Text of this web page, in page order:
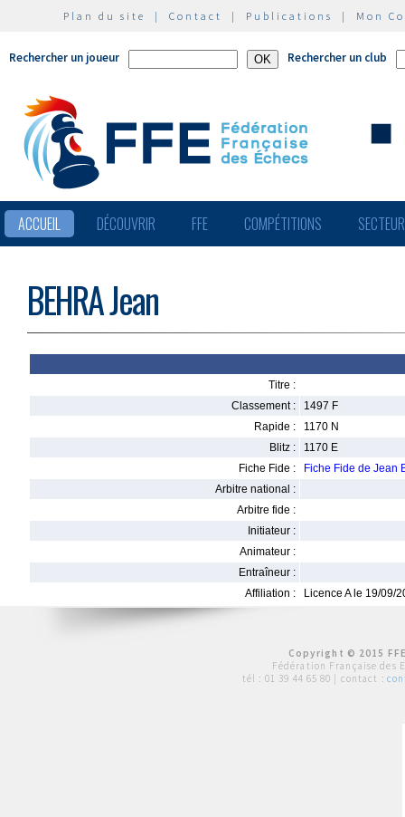
Plan du site | Contact | Publications | Mon
Rechercher un joueur Rechercher un club
ACCUEIL DÉCOUVRIR FFE COMPÉTITIONS
BEHRA Jean
Titre :
Classement :
1497 F
Rapide :
1170 N
Blitz :
1170 E
Fiche Fide :
Fiche Fide de Jean
Arbitre national :
Arbitre fide :
Initiateur :
Animateur :
Entraîneur :
Affiliation :
Licence A le 19/09/
Copyright © 2015
Fédération Française des
tél : 01 39 44 65 80 | contact :